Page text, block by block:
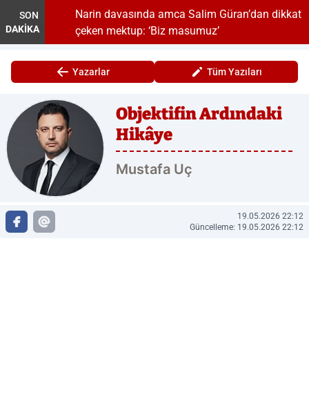
SON
DAKİKA
Narin davasında amca Salim Güran’dan dikkat
çeken mektup: ‘Biz masumuz’
Yazarlar Tüm Yazıları
Objektifin Ardındaki
Hikâye
Mustafa Uç
19.05.2026 22:12
Güncelleme: 19.05.2026 22:12